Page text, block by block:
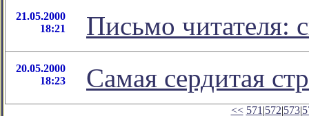
21.05.2000
18:21
Письмо читателя:
20.05.2000
18:23
Самая сердитая
<< 571 |572|573|